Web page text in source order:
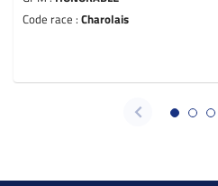
Code race : Charolais